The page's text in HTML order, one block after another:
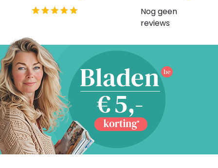
Nog geen
reviews